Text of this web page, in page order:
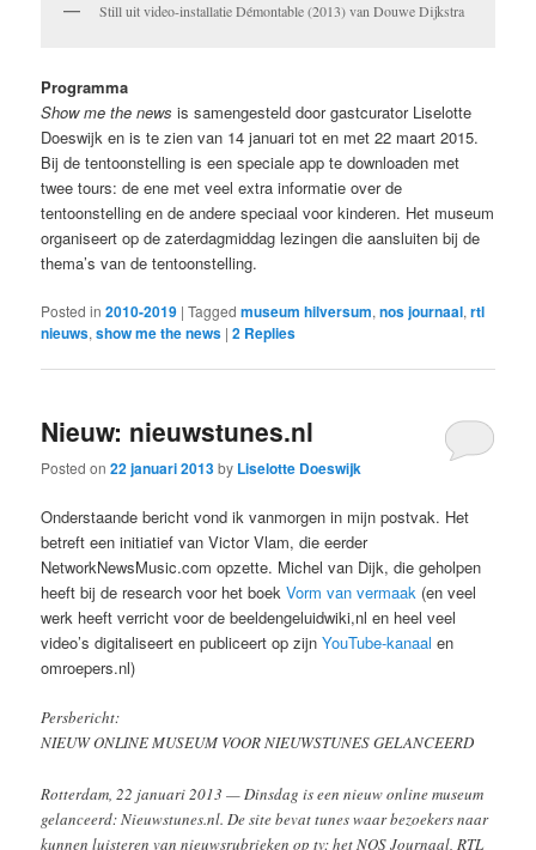
Still uit video-installatie Démontable (2013) van Douwe Dijkstra
Programma
Show me the news is samengesteld door gastcurator Liselotte
Doeswijk en is te zien van 14 januari tot en met 22 maart 2015.
Bij de tentoonstelling is een speciale app te downloaden met
twee tours: de ene met veel extra informatie over de
tentoonstelling en de andere speciaal voor kinderen. Het museum
organiseert op de zaterdagmiddag lezingen die aansluiten bij de
thema’s van de tentoonstelling.
Posted in 2010-2019 |Tagged museum hilversum,nos journaal,rtl
nieuws,show me the news |2 Replies
Nieuw: nieuwstunes.nl
Posted on22 januari 2013by Liselotte Doeswijk
Onderstaande bericht vond ik vanmorgen in mijn postvak. Het
betreft een initiatief van Victor Vlam, die eerder
NetworkNewsMusic.com opzette. Michel van Dijk, die geholpen
heeft bij de research voor het boekVorm van vermaak (en veel
werk heeft verricht voor de beeldengeluidwiki,nl en heel veel
video’s digitaliseert en publiceert op zijnYouTube-kanaal en
omroepers.nl)
Persbericht:
NIEUW ONLINE MUSEUM VOOR NIEUWSTUNES GELANCEERD
Rotterdam, 22 januari 2013 — Dinsdag is een nieuw online museum
gelanceerd: Nieuwstunes.nl. De site bevat tunes waar bezoekers naar
kunnen luisteren van nieuwsrubrieken op tv: het NOS Journaal, RTL